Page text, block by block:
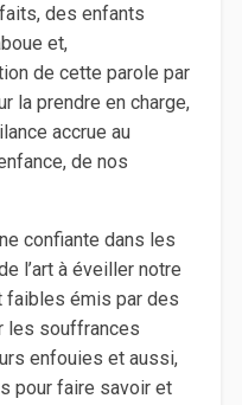
des enfants
et,
de cette parole par
la prendre en charge,
accrue au
de nos
confiante dans les
l’art à éveiller notre
faibles émis par des
les souffrances
enfouies et aussi,
pour faire savoir et